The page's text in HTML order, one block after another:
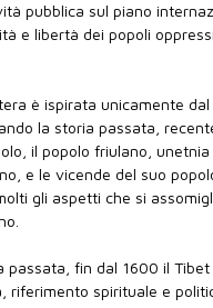
pubblica sul piano
e libertà dei popoli
è ispirata unicamente
la storia passata,
il popolo friulano,
e le vicende del suo
gli aspetti che si
passata, fin dal 1600 il
riferimento spirituale e